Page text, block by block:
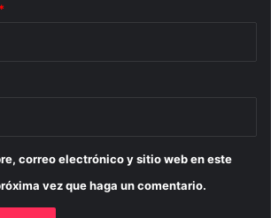
*
correo electrónico y sitio web en este
vez que haga un comentario.